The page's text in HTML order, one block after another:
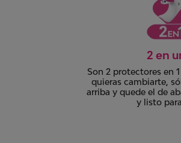
2 en
Son 2 protectores en
quieras cambiarte,
arriba y quede el de
y listo